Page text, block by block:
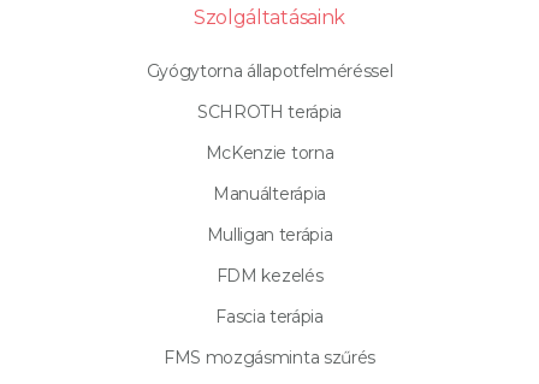
Szolgáltatásaink
Gyógytorna állapotfelméréssel
SCHROTH terápia
McKenzie torna
Manuálterápia
Mulligan terápia
FDM kezelés
Fascia terápia
FMS mozgásminta szűrés